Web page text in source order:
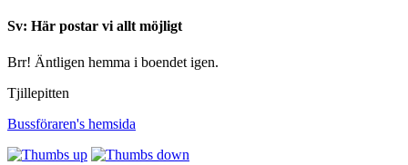
Sv: Här postar vi allt möjligt
Brr! Äntligen hemma i boendet igen.
Tjillepitten
Bussföraren's hemsida